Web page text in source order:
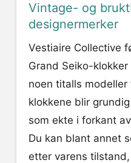
Vintage- og
designermerker
Vestiaire Collective
Grand Seiko-
noen titalls
klokkene blir
som ekte i forkant
Du kan blant annet
etter varens